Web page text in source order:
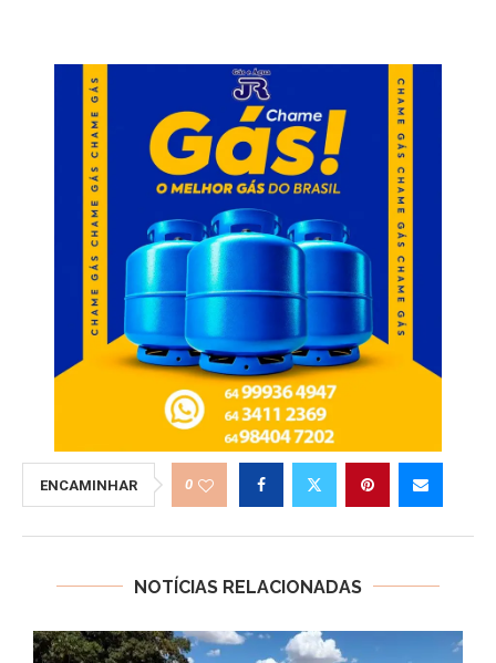
ENCAMINHAR 0
NOTÍCIAS RELACIONADAS